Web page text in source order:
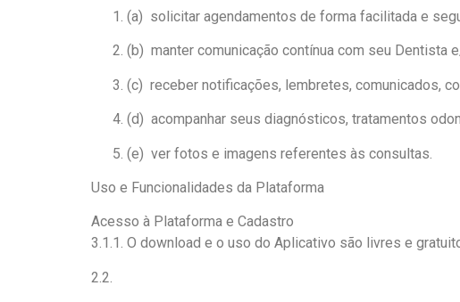
(a) solicitar agendamentos de forma facilitada e
(b) manter comunicação contínua com seu Dentista
(c) receber notificações, lembretes, comunicados,
(d) acompanhar seus diagnósticos, tratamentos
(e) ver fotos e imagens referentes às consultas.
Uso e Funcionalidades da Plataforma
Acesso à Plataforma e Cadastro
3.1.1. O download e o uso do Aplicativo são livres e
2.2.